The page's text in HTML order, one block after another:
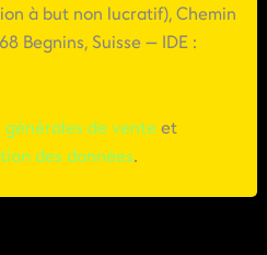
à but non lucratif), Chemin
Begnins, Suisse — IDE :
de vente et
des données.